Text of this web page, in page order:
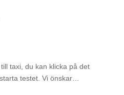
taxi, du kan klicka på det
testet. Vi önskar…